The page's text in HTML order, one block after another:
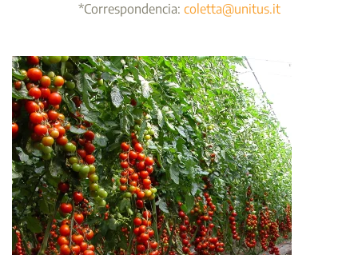
*Correspondencia: coletta@unitus.it